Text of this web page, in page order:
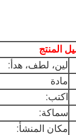
المنتج
لين، لطف، هدأ:
مادة
اكتب:
سماكة:
مكان المنشأ: